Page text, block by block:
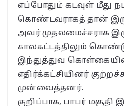
எப்போதும் கடவுள் மீது
கொண்டவராகத் தான்
அவர் முதலமைச்சராக
காலகட்டத்திலும்
இந்துத்துவ
எதிர்க்கட்சியினர்
முன்வைத்தனர்.
குறிப்பாக, பாபர் மசூதி